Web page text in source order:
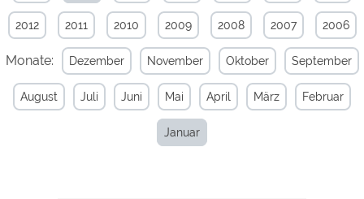
2012 2011 2010 2009 2008 2007 2006
Monate: Dezember November Oktober September
August Juli Juni Mai April März Februar
Januar
Externe Medien
YouTube (Videos von
https://policies.google.com/privacy
Campingplatzvorschau (Vorschau
siehe Datenschutzerklärung des